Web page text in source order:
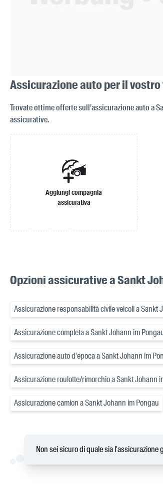
Assicurazione auto per il
Trovate ottime offerte sull'assicurazione auto a
assicurative.
Aggiungi compagnia
assicurativa
Opzioni assicurative a Sankt
Assicurazione responsabilità civile veicoli a Sankt
Assicurazione completa a Sankt Johann im
Assicurazione auto d'epoca a Sankt Johann im
Assicurazione roulotte/rimorchio a Sankt Johann
Assicurazione camion a Sankt Johann im Pongau
Non sei sicuro di quale sia l'assicurazione